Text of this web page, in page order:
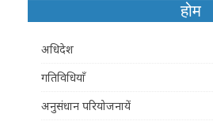
होम
अधिदेश
गतिविधियाँ
अनुसंधान परियोजनायें